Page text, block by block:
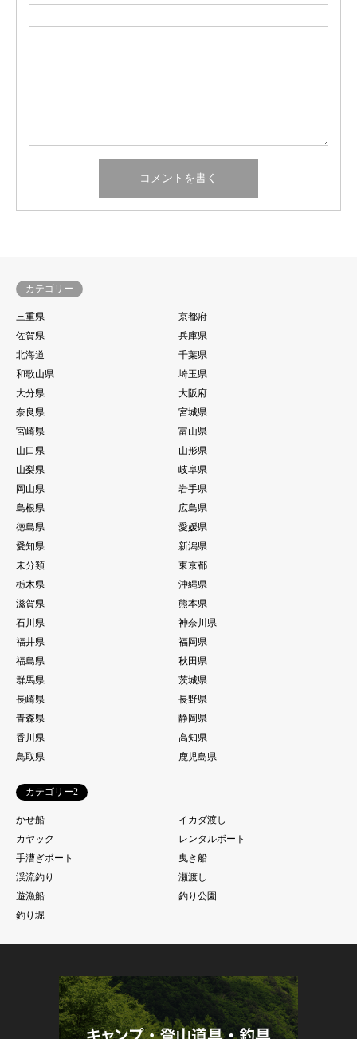
カテゴリー
三重県
京都府
佐賀県
兵庫県
北海道
千葉県
和歌山県
埼玉県
大分県
大阪府
奈良県
宮城県
宮崎県
富山県
山口県
山形県
山梨県
岐阜県
岡山県
岩手県
島根県
広島県
徳島県
愛媛県
愛知県
新潟県
未分類
東京都
栃木県
沖縄県
滋賀県
熊本県
石川県
神奈川県
福井県
福岡県
福島県
秋田県
群馬県
茨城県
長崎県
長野県
青森県
静岡県
香川県
高知県
鳥取県
鹿児島県
カテゴリー2
かせ船
イカダ渡し
カヤック
レンタルボート
手漕ぎボート
曳き船
渓流釣り
瀬渡し
遊漁船
釣り公園
釣り堀